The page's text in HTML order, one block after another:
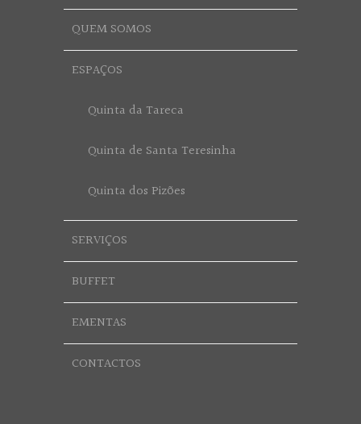
QUEM SOMOS
ESPAÇOS
Quinta da Tareca
Quinta de Santa Teresinha
Quinta dos Pizões
SERVIÇOS
BUFFET
EMENTAS
CONTACTOS